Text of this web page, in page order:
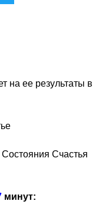
на ее результаты в
Состояния Счастья
минут: